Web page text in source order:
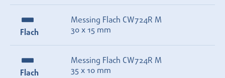
Flach
Messing Flach CW724R M
30 x 15 mm
Flach
Messing Flach CW724R M
35 x 10 mm